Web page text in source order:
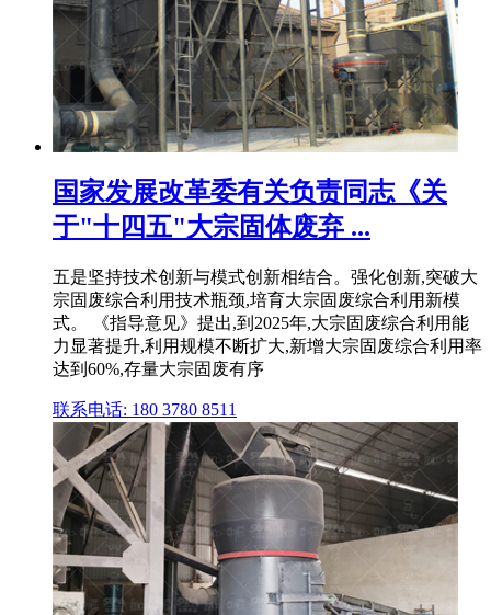
国家发展改革委有关负责同志《关
于"十四五"大宗固体废弃 ...
五是坚持技术创新与模式创新相结合。强化创新,突破大
宗固废综合利用技术瓶颈,培育大宗固废综合利用新模
式。 《指导意见》提出,到2025年,大宗固废综合利用能
力显著提升,利用规模不断扩大,新增大宗固废综合利用率
达到60%,存量大宗固废有序
联系电话: 180 3780 8511